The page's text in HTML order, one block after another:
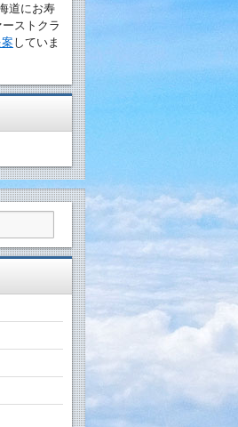
道にお寿
ストクラ
していま